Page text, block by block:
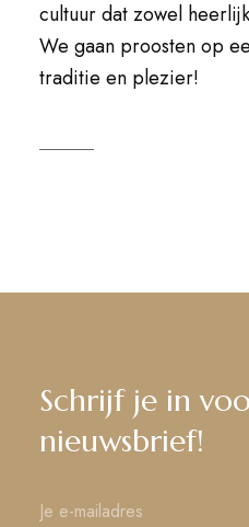
cultuur dat zowel
We gaan proosten op
traditie en plezier!
Schrijf je in
nieuwsbrief!